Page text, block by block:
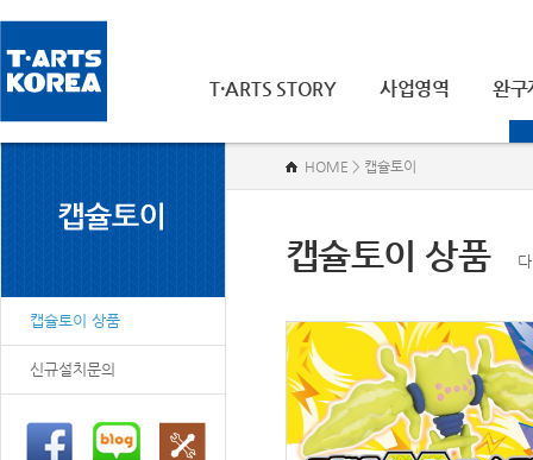
T·ARTS STORY 사업영역 완구
캡슐토이 상품
신규설치문의
캡슐토이 상품
HOME > 캡슐토이